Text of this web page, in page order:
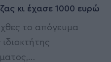
κι έχασε 1000 ευρώ
το απόγευμα
…